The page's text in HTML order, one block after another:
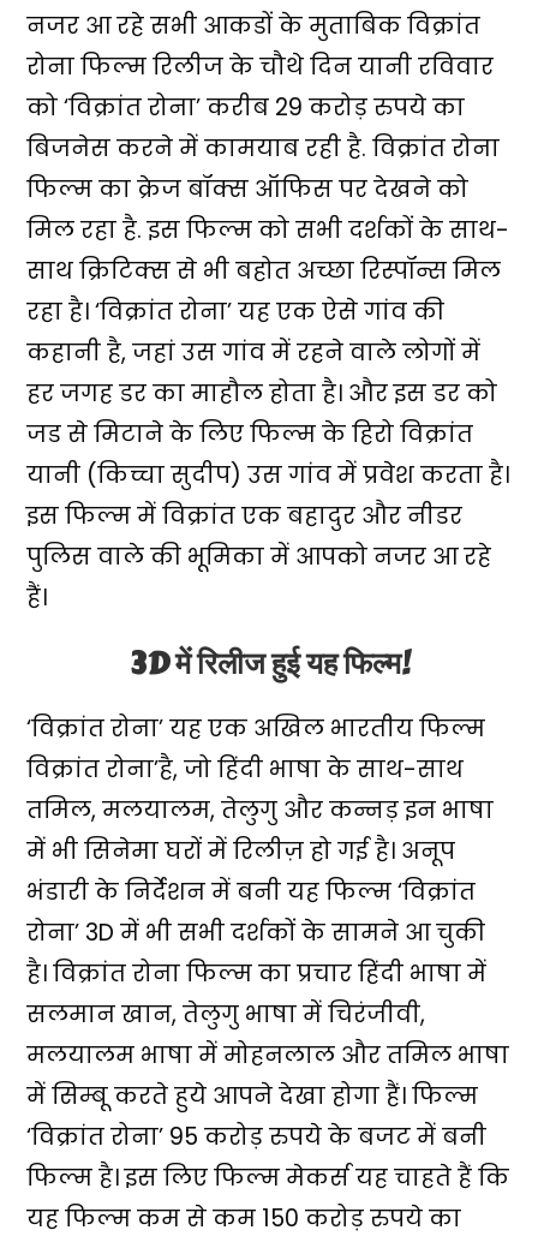
नजर आ रहे सभी आकडों के मुताबिक विक्रांत
रोना फिल्म रिलीज के चौथे दिन यानी रविवार
को ‘विक्रांत रोना’ करीब 29 करोड़ रुपये का
बिजनेस करने में कामयाब रही है. विक्रांत रोना
फिल्म का क्रेज बॉक्स ऑफिस पर देखने को
मिल रहा है. इस फिल्म को सभी दर्शकों के साथ-
साथ क्रिटिक्स से भी बहोत अच्छा रिस्पॉन्स मिल
रहा है। ‘विक्रांत रोना’ यह एक ऐसे गांव की
कहानी है, जहां उस गांव में रहने वाले लोगों में
हर जगह डर का माहौल होता है। और इस डर को
जड से मिटाने के लिए फिल्म के हिरो विक्रांत
यानी (किच्चा सुदीप) उस गांव में प्रवेश करता है।
इस फिल्म में विक्रांत एक बहादुर और नीडर
पुलिस वाले की भूमिका में आपको नजर आ रहे
हैं।
3D में रिलीज हुई यह फिल्म!
‘विक्रांत रोना’ यह एक अखिल भारतीय फिल्म
विक्रांत रोना’है, जो हिंदी भाषा के साथ-साथ
तमिल, मलयालम, तेलुगु और कन्नड़ इन भाषा
में भी सिनेमा घरों में रिलीज़ हो गई है। अनूप
भंडारी के निर्देशन में बनी यह फिल्म ‘विक्रांत
रोना’ 3D में भी सभी दर्शकों के सामने आ चुकी
है। विक्रांत रोना फिल्म का प्रचार हिंदी भाषा में
सलमान खान, तेलुगु भाषा में चिरंजीवी,
मलयालम भाषा में मोहनलाल और तमिल भाषा
में सिम्बू करते हुये आपने देखा होगा हैं। फिल्म
‘विक्रांत रोना’ 95 करोड़ रुपये के बजट में बनी
फिल्म है। इस लिए फिल्म मेकर्स यह चाहते हैं कि
यह फिल्म कम से कम 150 करोड़ रुपये का